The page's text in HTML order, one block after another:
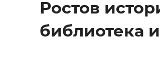
Ростов
библиотека